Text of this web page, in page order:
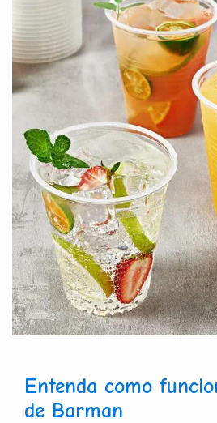
Entenda como
de Barman